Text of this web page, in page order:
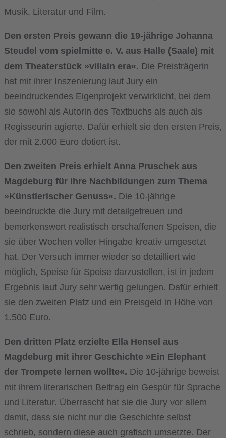
Musik, Literatur und Film.
Den ersten Preis gewann die 19-jährige Johanna
Steudel vom spielmitte e. V. aus Halle (Saale) mit
dem Theaterstück »villain era«. Die Preisträgerin
hat mit ihrer Inszenierung laut Jury ein
beeindruckendes Eigenprojekt verwirklicht, bei dem
sie sowohl als Autorin des Textbuchs als auch als
Regisseurin agierte. Dafür erhielt sie den ersten Preis,
der mit 2.000 Euro dotiert ist.
Den zweiten Preis erhielt Anna Pruschek aus
Magdeburg für ihre Nachbildungen zum Thema
»Künstlerischer Genuss«. Die 10-jährige
beeindruckte die Jury mit detailgetreuen und
bemerkenswert realistisch erschaffenen Speisen, die
sie über Wochen voller Hingabe kreativ umgesetzt
hat. Der Versuch immer wieder so detailliert wie
möglich, Speise für Speise darzustellen, ist in jedem
Ergebnis laut Jury sehr wertig gelungen. Dafür erhielt
sie den zweiten Platz und ein Preisgeld in Höhe von
1.500 Euro.
Den dritten Platz erzielte Ella Hensel aus
Magdeburg mit ihrer Geschichte »Ein Elephant
der Trompete lernen wollte«. Die 10-jährige beweist
mit ihrem literarischen Beitrag ein Gespür für Sprache
und Literatur. Überrascht hat sie die Jury vor allem
damit, dass sie nicht nur die Geschichte selbst
schrieb, sondern diese auch grafisch umsetzte. Der